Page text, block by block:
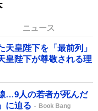
ニュース
皇陛下を「最前列」
陛下が尊敬される理
…9人の若者が死んだ
に迫る
Book Bang